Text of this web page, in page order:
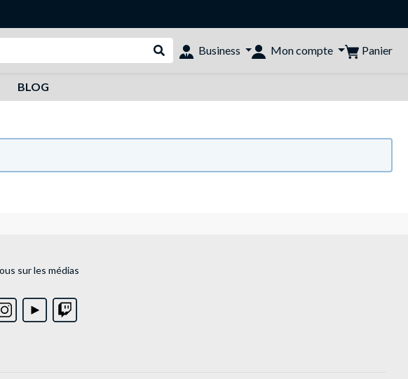
Rechercher dans le shop
Business Mon compte Panier
BLOG
sur les médias